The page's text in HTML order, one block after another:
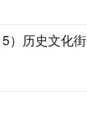
）历史文化街